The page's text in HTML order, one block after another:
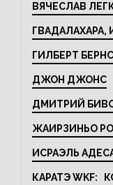
ВЯЧЕСЛАВ
ГВАДАЛАХАРА,
ГИЛБЕРТ БЕРНС
ДЖОН ДЖОНС
ДМИТРИЙ
ЖАИРЗИНЬО
ИСРАЭЛЬ
КАРАТЭ WKF: